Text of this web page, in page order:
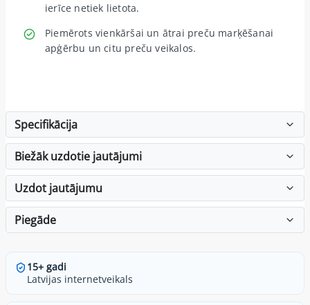
ierīce netiek lietota.
Piemērots vienkāršai un ātrai preču marķēšanai
apģērbu un citu preču veikalos.
Specifikācija
Biežāk uzdotie jautājumi
Uzdot jautājumu
Piegāde
15+ gadi
Latvijas internetveikals